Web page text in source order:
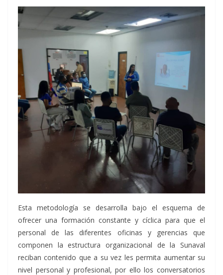
Esta metodología se desarrolla bajo el esquema de
ofrecer una formación constante y cíclica para que el
personal de las diferentes oficinas y gerencias que
componen la estructura organizacional de la Sunaval
reciban contenido que a su vez les permita aumentar su
nivel personal y profesional, por ello los conversatorios